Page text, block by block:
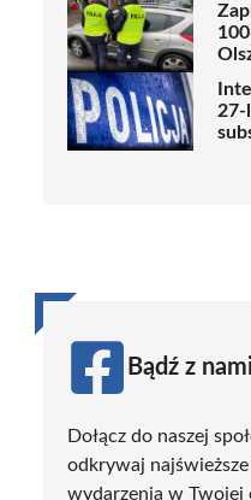
27-
Bądź z
Dołącz do naszej
odkrywaj
wydarzenia w Twojej